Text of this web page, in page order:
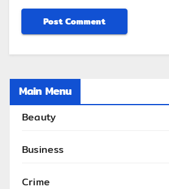
Main Menu
Beauty
Business
Crime